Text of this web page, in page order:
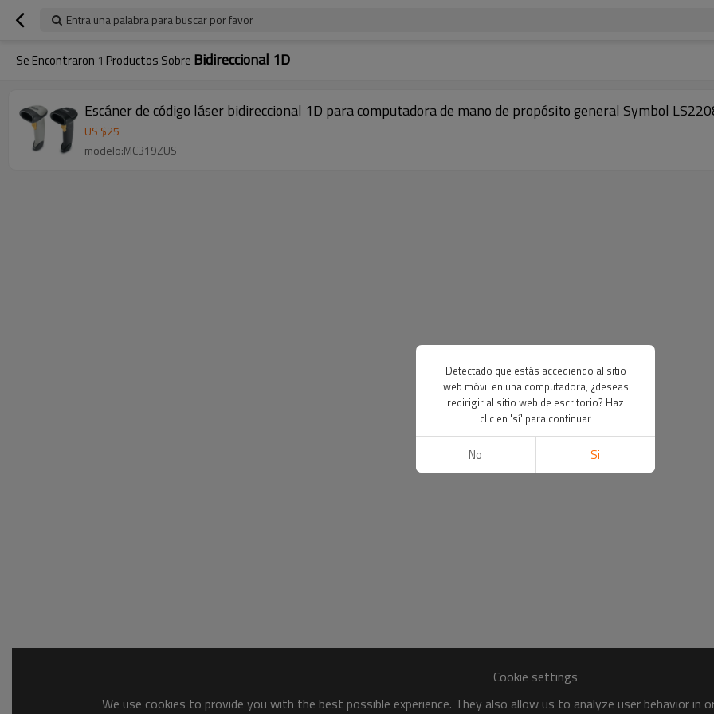
Entra una palabra para buscar por favor
Se Encontraron 1 Productos Sobre Bidireccional 1D
Escáner de código láser bidireccional 1D para computadora de mano de propósito general Symbol
US $25
modelo:MC319ZUS
Cookie settings
We use cookies to provide you with the best possible experience. They also allow us to analyze user behavior
Detectado que estás accediendo al sitio
web móvil en una computadora, ¿deseas
redirigir al sitio web de escritorio? Haz
clic en 'sí' para continuar
No Si